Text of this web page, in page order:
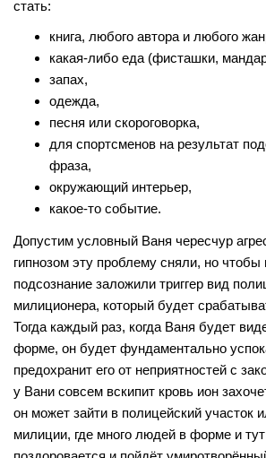
стать:
книга, любого автора и любого
какая-либо еда (фисташки,
запах,
одежда,
песня или скороговорка,
для спортсменов на результат
фраза,
окружающий интерьер,
какое-то событие.
Допустим условный Ваня чересчур
гипнозом эту проблему сняли, но чтобы
подсознание заложили триггер вид
милиционера, который будет
Тогда каждый раз, когда Ваня будет
форме, он будет фундаментально
предохранит его от неприятностей с
у Вани совсем вскипит кровь ион
он может зайти в полицейский участок
милиции, где много людей в форме и